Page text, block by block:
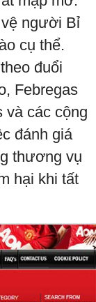
người Bỉ
cụ thể.
đuổi
Febregas
và các cộng
đánh giá
thương vụ
hại khi tất